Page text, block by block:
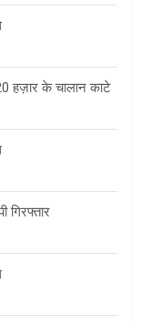
हज़ार के चालान काटे
गिरफ्तार